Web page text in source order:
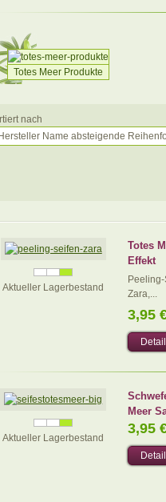
Totes Meer Produkte
nach
Hersteller Name absteigende
Aktueller Lagerbestand
Totes
Effekt
Zara,...
3,95
Aktueller Lagerbestand
Meer
3,95